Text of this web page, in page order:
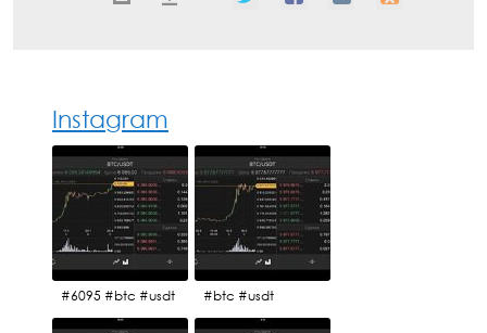
Instagram
#6095 #btc #usdt #btc #usdt